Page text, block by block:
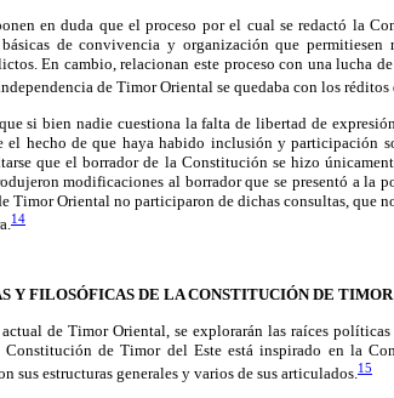
en duda que el proceso por el cual se redactó la
de convivencia y organización que
En cambio, relacionan este proceso con una lucha
de Timor Oriental se quedaba con los réditos
si bien nadie cuestiona la falta de libertad de
el hecho de que haya habido inclusión y participación
que el borrador de la Constitución se hizo
modificaciones al borrador que se presentó a la
Timor Oriental no participaron de dichas consultas, que
14
Y FILOSÓFICAS DE LA CONSTITUCIÓN DE
de Timor Oriental, se explorarán las raíces
de Timor del Este está inspirado en la
sus estructuras generales y varios de sus articulados. 15